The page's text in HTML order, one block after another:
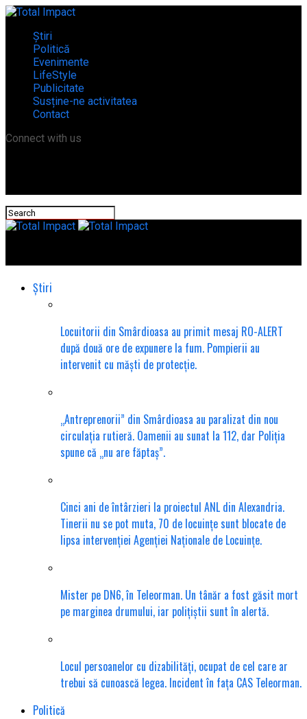
Știri
Politică
Evenimente
LifeStyle
Publicitate
Susține-ne activitatea
Contact
Connect with us
Știri
Locuitorii din Smârdioasa au primit mesaj RO-ALERT
după două ore de expunere la fum. Pompierii au
intervenit cu măști de protecție.
„Antreprenorii” din Smârdioasa au paralizat din nou
circulația rutieră. Oamenii au sunat la 112, dar Poliția
spune că „nu are făptaș”.
Cinci ani de întârzieri la proiectul ANL din Alexandria.
Tinerii nu se pot muta, 70 de locuințe sunt blocate de
lipsa intervenției Agenției Naționale de Locuințe.
Mister pe DN6, în Teleorman. Un tânăr a fost găsit mort
pe marginea drumului, iar polițiștii sunt în alertă.
Locul persoanelor cu dizabilități, ocupat de cel care ar
trebui să cunoască legea. Incident în fața CAS Teleorman.
Politică